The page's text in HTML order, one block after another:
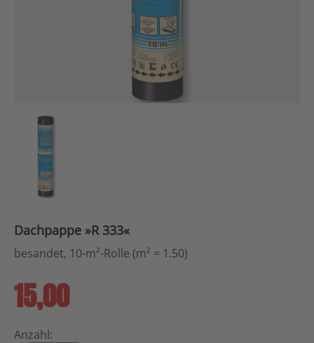
Dachpappe »R 333«
besandet, 10-m²-Rolle (m² = 1.50)
15,00
Anzahl: